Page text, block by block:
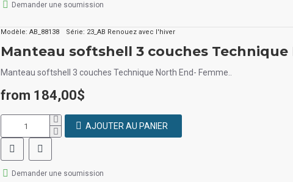
Demander une soumission
Modèle: AB_88138 Série: 23_AB Renouez avec l'hiver
Manteau softshell 3 couches
Manteau softshell 3 couches Technique North End- Femme..
from 184,00$
AJOUTER AU PANIER
Demander une soumission